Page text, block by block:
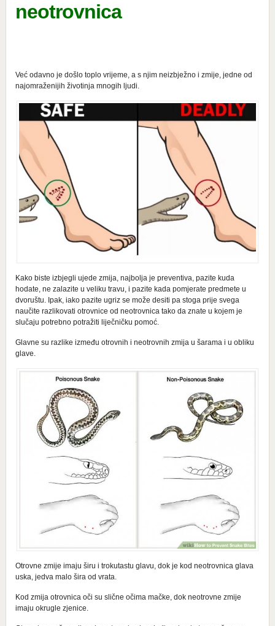
neotrovnica
Već odavno je došlo toplo vrijeme, a s njim neizbježno i zmije, jedne od
najomraženijih životinja mnogih ljudi.
Kako biste izbjegli ujede zmija, najbolja je preventiva, pazite kuda
hodate, ne zalazite u veliku travu, i pazite kada pomjerate predmete u
dvoruštu. Ipak, iako pazite ugriz se može desiti pa stoga prije svega
naučite razlikovati otrovnice od neotrovnica tako da znate u kojem je
slučaju potrebno potražiti liječničku pomoć.
Glavne su razlike između otrovnih i neotrovnih zmija u šarama i u obliku
glave.
Otrovne zmije imaju širu i trokutastu glavu, dok je kod neotrovnica glava
uska, jedva malo šira od vrata.
Kod zmija otrovnica oči su slične očima mačke, dok neotrovne zmije
imaju okrugle zjenice.